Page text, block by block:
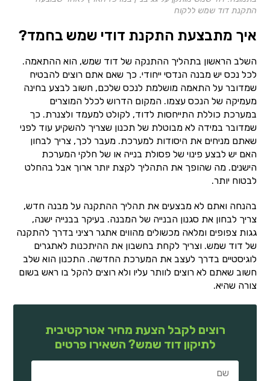
התקנת דוד שמש ללקוח
איך מתבצעת התקנת דודי שמש בחמד?
השלב הראשון בתהליך ההתנקה של דוד שמש, הוא ההתאמה.
לכל נכס יש מבנה הנדסי ייחודי. כך שאם אתם רוצים להבטיח
שמדובר על התאמה מושלמת לנכס שלכם, חשוב לבצע בחינה
מעמיקה של הנכס עצמו. המקום הדרוש לכלל המוצרים
במערכת כוללת התייחסות לדוד, לקולט למעמד ולצנרת. כך
שמדובר במידה לא מבוטלת של תכנון שצריך להשקיע עוד לפני
שאתם מניחים את היסודות למערכת. מעבר לכך, צריך לבחון
האם יש לבצע פינוי של פסולת בנייה או של חלקי המערכת
הישנים. מה שהופך את התהליך לקצת יותר ארוך אבל בהחלט
לבטוח יותר.
בהנחה ואתם לא מבצעים את תהליך ההתקנה על מבנה חדש,
צריך לבחון את סגנון הבנייה של המבנה. בעיקר בבנייה ישנה,
גגות צפופים ומלאה מכשולים מהווים אתגר רציני בדרך להתקנה
של דוד שמש. וצריך לקחת בחשבון את ההיתכנות לאתגרים
לוגיסטיים בדרך לעצב את המערכת החדשה. התכנון הוא שלב
חשוב שאתם לא רוצים לוותר עליו ולא רוצים להקל בו ראש בשום
צורה שהיא.
רוצים לקבל הצעת מחיר אטרקטיבית
לתיקון דוד שמש? השאירו פרטים